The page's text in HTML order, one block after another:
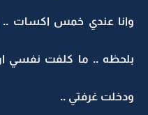
وانا عندي خمس اكسات
بلحظه .. ما كلفت نفسي
ودخلت غرفتي ..